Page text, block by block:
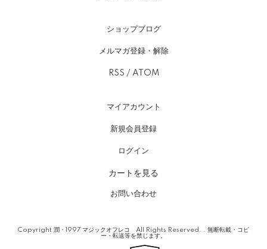
ショップブログ
メルマガ登録・解除
RSS / ATOM
マイアカウント
新規会員登録
ログイン
カートを見る
お問い合わせ
Copyright 潤・1997 マジックオフレコ All Rights Reserved. . 無断転載・コピ
ー・転送等を禁じます。